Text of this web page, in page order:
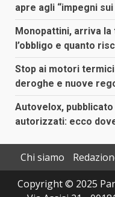
apre agli “impegni
Monopattini, arriva
l’obbligo e quanto
Stop ai motori termici
deroghe e nuove
Autovelox,
autorizzati: ecco
Chi siamo
Copyright © 2025